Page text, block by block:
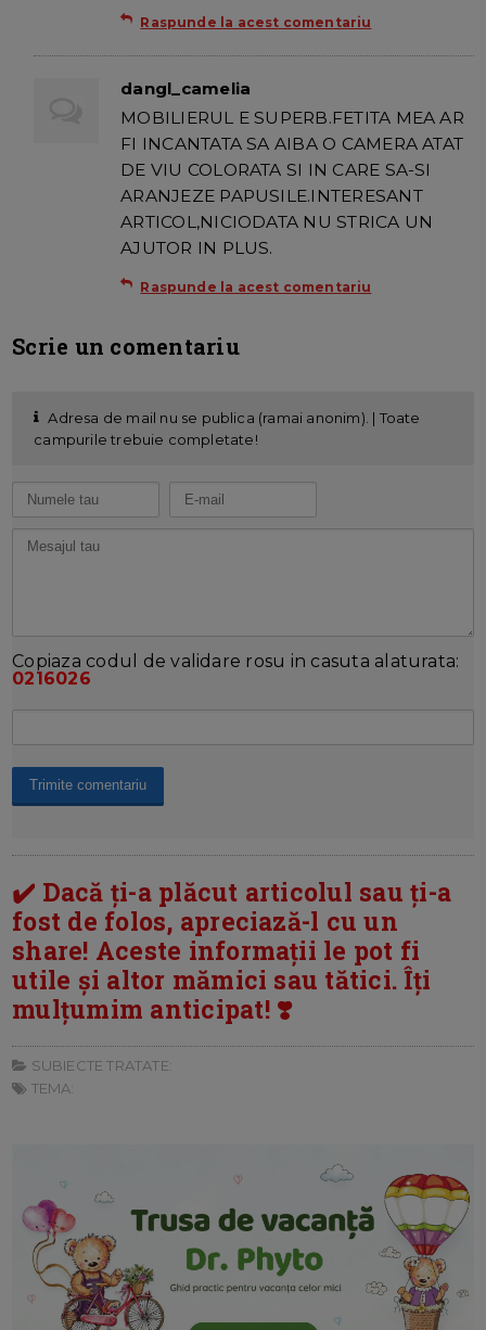
Raspunde la acest comentariu
dangl_camelia
MOBILIERUL E SUPERB.FETITA MEA AR
FI INCANTATA SA AIBA O CAMERA ATAT
DE VIU COLORATA SI IN CARE SA-SI
ARANJEZE PAPUSILE.INTERESANT
ARTICOL,NICIODATA NU STRICA UN
AJUTOR IN PLUS.
Raspunde la acest comentariu
Scrie un comentariu
Adresa de mail nu se publica (ramai anonim). | Toate
campurile trebuie completate!
Copiaza codul de validare rosu in casuta alaturata:
0216026
✔️ Dacă ți-a plăcut articolul sau ți-a
fost de folos, apreciază-l cu un
share! Aceste informații le pot fi
utile și altor mămici sau tătici. Îți
mulțumim anticipat! ❣️
SUBIECTE TRATATE:
TEMA: